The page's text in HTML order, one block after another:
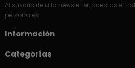
Al suscribirte a la newsletter, aceptas el
personales
Información
Categorías